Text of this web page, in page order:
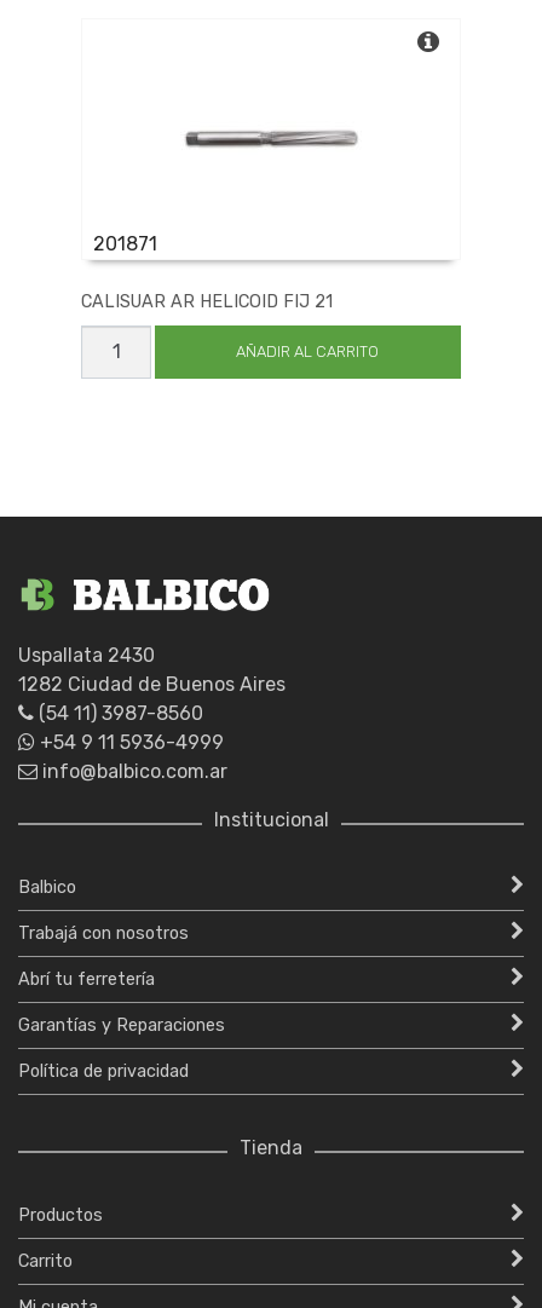
201871
CALISUAR AR HELICOID FIJ 21
CALISUAR
HELICOID
AÑADIR AL CARRITO
Uspallata 2430
1282 Ciudad de Buenos Aires
(54 11) 3987-8560
+54 9 11 5936-4999
info@balbico.com.ar
Institucional
Balbico
Trabajá con nosotros
Abrí tu ferretería
Garantías y Reparaciones
Política de privacidad
Tienda
Productos
Carrito